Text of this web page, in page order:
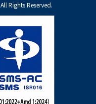
Rights Reserved.